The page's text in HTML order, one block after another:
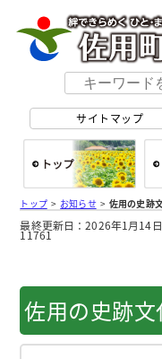
サイトマップ
総
トップ> お知らせ>佐用の史跡
最終更新日：2026年1月14
11761
佐用の史跡